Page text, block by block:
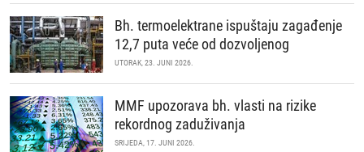
Bh. termoelektrane ispuštaju zagađenje
12,7 puta veće od dozvoljenog
UTORAK, 23. JUNI 2026.
MMF upozorava bh. vlasti na rizike
rekordnog zaduživanja
SRIJEDA, 17. JUNI 2026.